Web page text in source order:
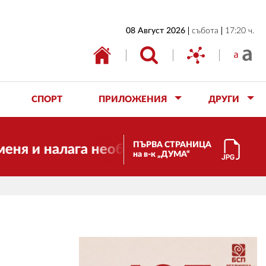
08 Август 2026 събота 17:20 ч.
СПОРТ ПРИЛОЖЕНИЯ ДРУГИ
необходимостта от
ПЪРВА СТРАНИЦА
на в-к „ДУМА“
ИКОНОМИКА
ОБЩЕСТВО